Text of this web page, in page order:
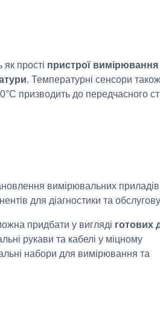
прості пристрої вимірювання
. Температурні сенсори також
призводить до передчасного
вимірювальних
для діагностики та
придбати у вигляді готових
рукави та кабелі у міцному
набори для вимірювання та